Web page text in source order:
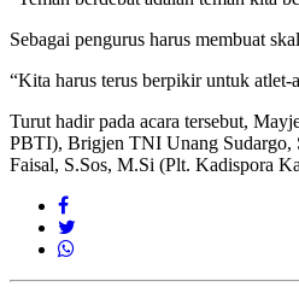
Sebagai pengurus harus membuat
“Kita harus terus berpikir untuk
Turut hadir pada acara tersebut,
PBTI), Brigjen TNI Unang
Faisal, S.Sos, M.Si (Plt. Kadispora